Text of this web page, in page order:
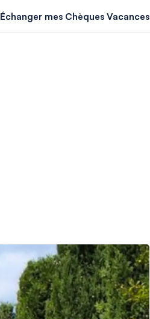
Échanger mes Chèques Vacances